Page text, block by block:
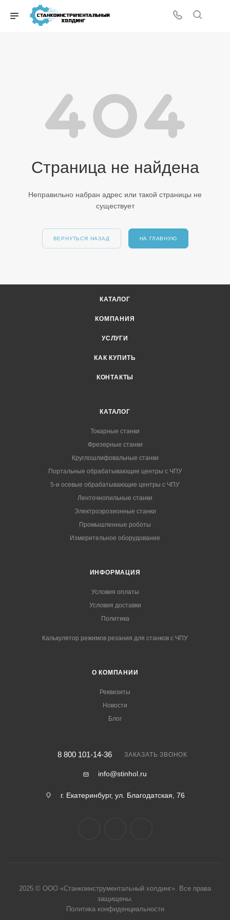
Страница не найдена
Неправильно набран адрес или такой страницы не
существует
ВЕРНУТЬСЯ НАЗАД НА ГЛАВНУЮ
КАТАЛОГ
КОМПАНИЯ
УСЛУГИ
КАК КУПИТЬ
КОНТАКТЫ
КАТАЛОГ
Токарные станки
Фрезерные станки
Круглошлифовальные станки
Портальные обрабатывающие центры с ЧПУ
5-и осевые обрабатывающие центры с ЧПУ
Ленточнопильные станки
Электроэрозионные станки
Промышленные роботы
Измерительное оборудование
ИНФОРМАЦИЯ
Условия оплаты
Условия доставки
Политика
Калькулятор режимов резания для станков с ЧПУ
О КОМПАНИИ
Реквизиты
Новости
Блог
8 800 101-14-36 ЗАКАЗАТЬ ЗВОНОК
info@stinhol.ru
г. Екатеринбург, ул. Благодатская, 76
2025 © ООО «Станкоинструментальный холдинг». Все права
защищены.
Политика конфиденциальности